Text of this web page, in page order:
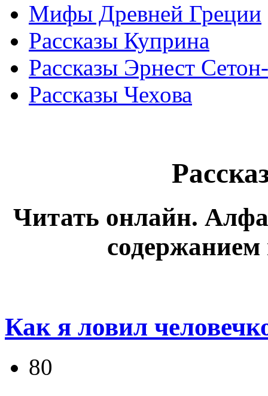
Мифы Древней Греции
Рассказы Куприна
Рассказы Эрнест
Рассказы Чехова
Читать онлайн.
Как я ловил
80